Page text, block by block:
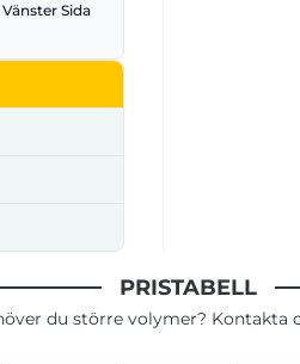
Sida
PRISTABELL
du större volymer? Kontakta